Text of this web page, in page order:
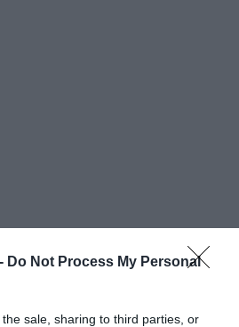
Do Not Process My Personal
sale, sharing to third parties, or